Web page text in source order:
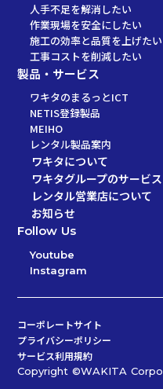
人手不足を解消したい
作業現場を安全にしたい
施工の効率と品質を上げたい
工事コストを削減したい
製品・サービス
ワキタのまるっとICT
NETIS登録製品
MEIHO
レンタル製品案内
ワキタについて
ワキタグループのサービス
レンタル営業店について
お知らせ
Follow Us
Youtube
Instagram
コーポレートサイト
プライバシーポリシー
サービス利用規約
Copyright ©︎WAKITA